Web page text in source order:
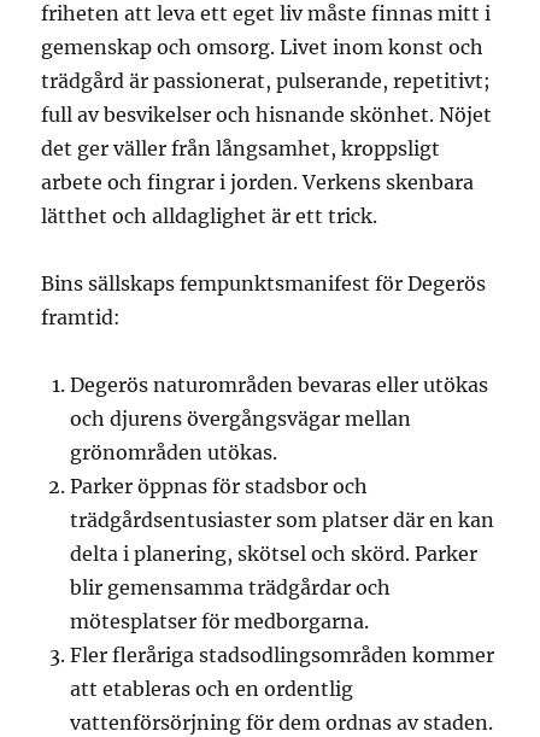
friheten att leva ett eget liv måste finnas mitt i
gemenskap och omsorg. Livet inom konst och
trädgård är passionerat, pulserande, repetitivt;
full av besvikelser och hisnande skönhet. Nöjet
det ger väller från långsamhet, kroppsligt
arbete och fingrar i jorden. Verkens skenbara
lätthet och alldaglighet är ett trick.
Bins sällskaps fempunktsmanifest för Degerös
framtid:
Degerös naturområden bevaras eller utökas
och djurens övergångsvägar mellan
grönområden utökas.
Parker öppnas för stadsbor och
trädgårdsentusiaster som platser där en kan
delta i planering, skötsel och skörd. Parker
blir gemensamma trädgårdar och
mötesplatser för medborgarna.
Fler fleråriga stadsodlingsområden kommer
att etableras och en ordentlig
vattenförsörjning för dem ordnas av staden.